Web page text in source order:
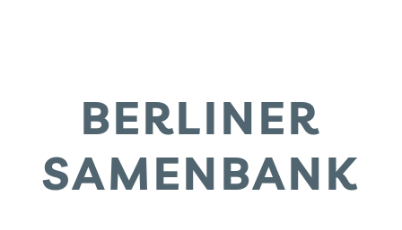
BERLINER
SAMENBANK